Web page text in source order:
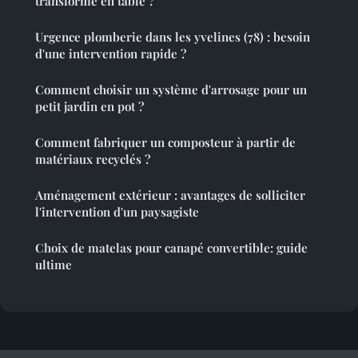
Urgence plomberie dans les yvelines (78) : besoin
d'une intervention rapide ?
Comment choisir un système d'arrosage pour un
petit jardin en pot ?
Comment fabriquer un composteur à partir de
matériaux recyclés ?
Aménagement extérieur : avantages de solliciter
l'intervention d'un paysagiste
Choix de matelas pour canapé convertible: guide
ultime